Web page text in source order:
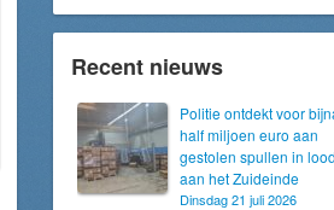
Recent nieuws
Politie ontdekt voor
half miljoen euro aan
gestolen spullen in
aan het Zuideinde
Dinsdag 21 juli 2026